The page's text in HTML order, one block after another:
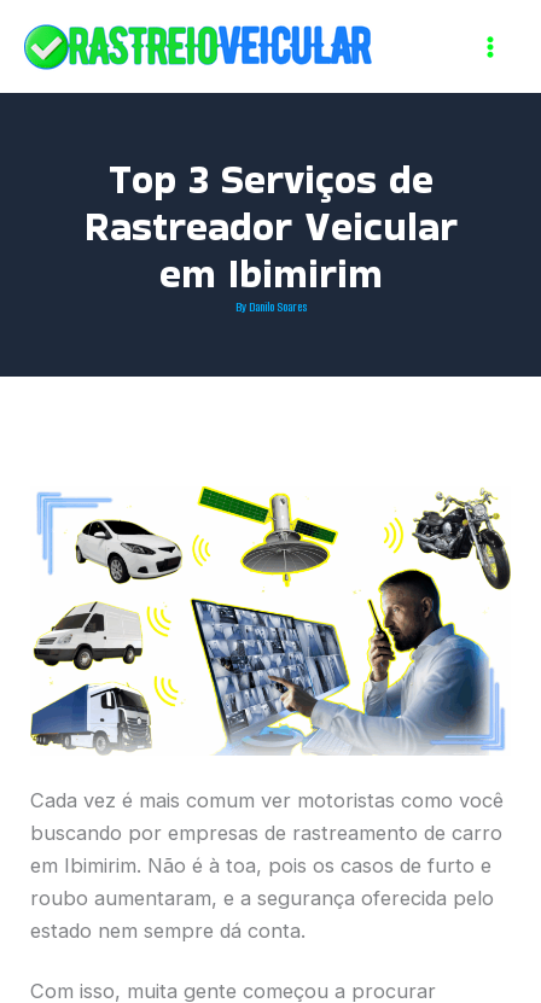
Top 3 Serviços de
Rastreador Veicular
em Ibimirim
ByDanilo Soares
Cada vez é mais comum ver motoristas como você
buscando por empresas de rastreamento de carro
em Ibimirim. Não é à toa, pois os casos de furto e
roubo aumentaram, e a segurança oferecida pelo
estado nem sempre dá conta.
Com isso, muita gente começou a procurar